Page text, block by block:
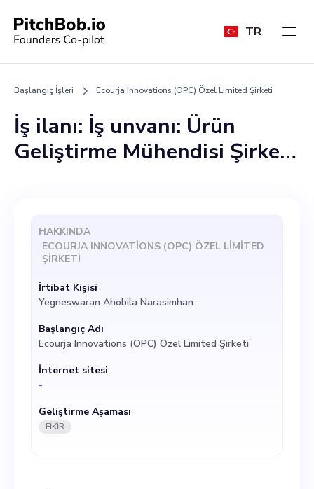
TR
Başlangıç İşleri Ecourja Innovations (OPC) Özel Limited Şirketi
İş ilanı: İş unvanı: Ürün
Geliştirme Mühendisi Şirket:
Hakkımızda: Ecourja
Innovations (OPC) Private
Limited, yenilenebilir
enerjinin yenilikçi
kullanımında gelişmekte
olan bir öncüdür. Geleneksel
kaynaklara kıyasla on kat
güç üretmek için güneş ve
rüzgar enerjisini
HAKKINDA
ECOURJA INNOVATIONS (OPC) ÖZEL LIMITED
ŞIRKETI
İrtibat Kişisi
Yegneswaran Ahobila Narasimhan
Başlangıç Adı
Ecourja Innovations (OPC) Özel Limited Şirketi
İnternet sitesi
-
Geliştirme Aşaması
FİKİR